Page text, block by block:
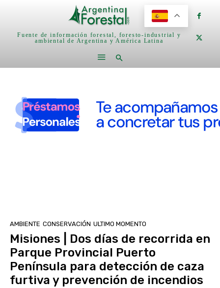
Fuente de información forestal, foresto-industrial y
ambiental de Argentina y América Latina
AMBIENTE CONSERVACIÓN ULTIMO MOMENTO
Misiones | Dos días de recorrida en
Parque Provincial Puerto
Península para detección de caza
furtiva y prevención de incendios